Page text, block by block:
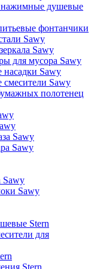
душевые
фонтанчики
Sawy
Sawy
для мусора Sawy
Sawy
Sawy
полотенец
Sawy
Sawy
Sawy
Sawy
Stern
для
Stern